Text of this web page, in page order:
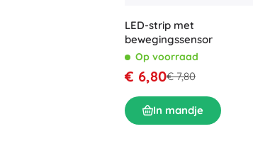
LED-strip met
bewegingssensor
Op voorraad
€ 6,80€ 7,80
In mandje